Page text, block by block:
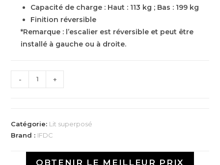
Capacité de charge : Haut : 113 kg ; Bas : 199 kg
Finition réversible
*Remarque : l’escalier est réversible et peut être
installé à gauche ou à droite.
- +
Catégorie: Lit superposé
Brand : IFDC
OBTENIR LE MEILLEUR PRIX